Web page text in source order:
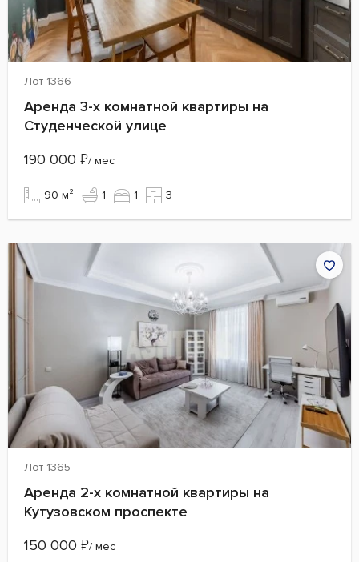
Лот 1366
Аренда 3-х комнатной квартиры на
Студенческой улице
190 000 ₽/ мес
90 м² 1 1 3
Лот 1365
Аренда 2-х комнатной квартиры на
Кутузовском проспекте
150 000 ₽/ мес